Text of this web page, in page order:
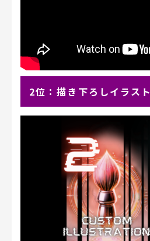
2位：描き下ろしイラス